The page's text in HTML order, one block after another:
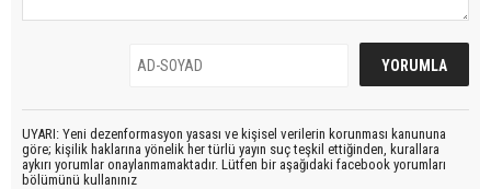
UYARI: Yeni dezenformasyon yasası ve kişisel verilerin korunması kanununa
göre; kişilik haklarına yönelik her türlü yayın suç teşkil ettiğinden, kurallara
aykırı yorumlar onaylanmamaktadır. Lütfen bir aşağıdaki facebook yorumları
bölümünü kullanınız